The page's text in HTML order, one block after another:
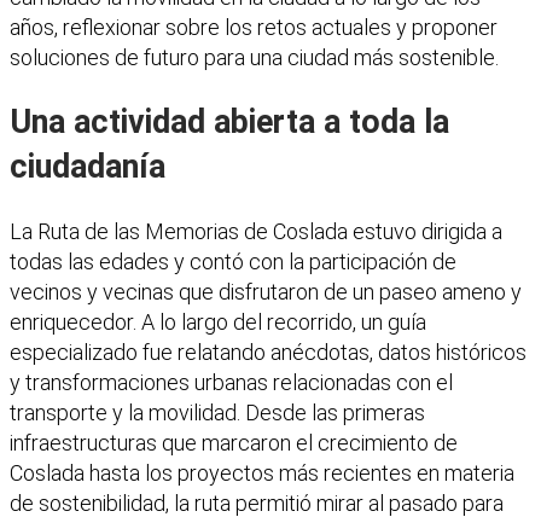
años, reflexionar sobre los retos actuales y proponer
soluciones de futuro para una ciudad más sostenible.
Una actividad abierta a toda la
ciudadanía
La Ruta de las Memorias de Coslada estuvo dirigida a
todas las edades y contó con la participación de
vecinos y vecinas que disfrutaron de un paseo ameno y
enriquecedor. A lo largo del recorrido, un guía
especializado fue relatando anécdotas, datos históricos
y transformaciones urbanas relacionadas con el
transporte y la movilidad. Desde las primeras
infraestructuras que marcaron el crecimiento de
Coslada hasta los proyectos más recientes en materia
de sostenibilidad, la ruta permitió mirar al pasado para